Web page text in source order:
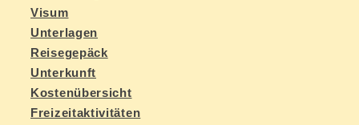
Vi­sum
Un­ter­la­gen
Rei­se­ge­päck
Un­ter­kunft
Kos­ten­über­sicht
Frei­zeit­ak­ti­vi­tä­ten